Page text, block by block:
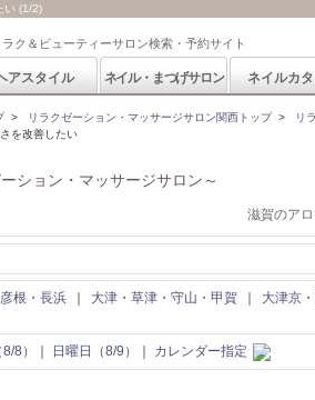
い (1/2)
ク＆ビューティーサロン検索・予約サイト
アスタイル ネイル・まつげサロン ネイルカ
> リラクゼーション・マッサージサロン関西トップ>
リ
を改善したい
ション・マッサージサロン～
滋賀のア
根・長浜 大津・草津・守山・甲賀 大津京
8） 日曜日（8/9） カレンダー指定